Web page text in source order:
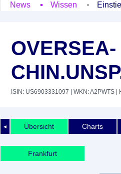
News
Wissen
OVERSEA-
ISIN: US6903331097 | WKN: A2PWTS |
◄ Übersicht Charts
Frankfurt